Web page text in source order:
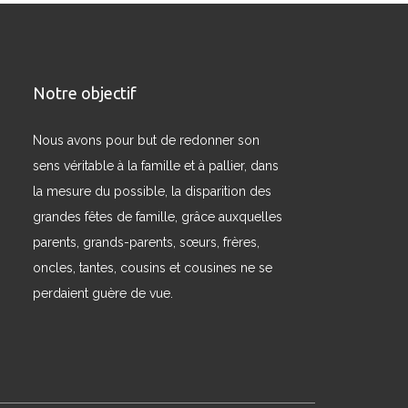
Notre objectif
Nous avons pour but de redonner son
sens véritable à la famille et à pallier, dans
la mesure du possible, la disparition des
grandes fêtes de famille, grâce auxquelles
parents, grands-parents, sœurs, frères,
oncles, tantes, cousins et cousines ne se
perdaient guère de vue.